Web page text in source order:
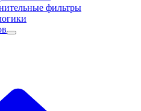
фильтры